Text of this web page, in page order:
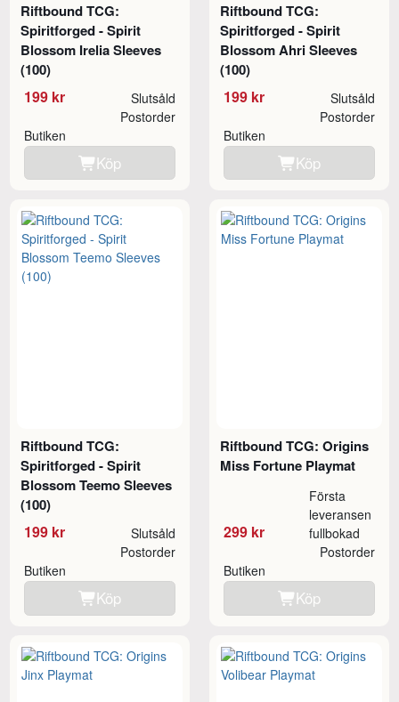
Riftbound TCG:
Spiritforged - Spirit
Blossom Irelia Sleeves
(100)
199 kr Slutsåld
Butiken
Postorder
Köp
Riftbound TCG:
Spiritforged - Spirit
Blossom Ahri Sleeves
(100)
199 kr Slutsåld
Butiken
Postorder
Köp
Riftbound TCG:
Spiritforged - Spirit
Blossom Teemo Sleeves
(100)
199 kr Slutsåld
Butiken
Postorder
Köp
Riftbound TCG: Origins
Miss Fortune Playmat
299 kr
Första
leveransen
fullbokad
Butiken
Postorder
Köp